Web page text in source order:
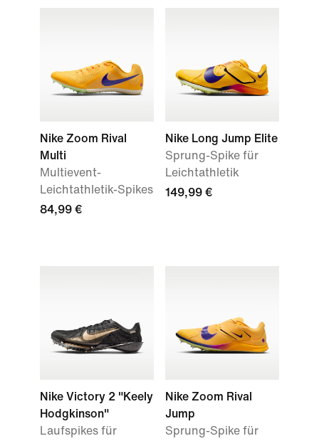
Nike Zoom Rival
Multi
Multievent-
Leichtathletik-Spikes
84,99 €
Nike Long Jump Elite
Sprung-Spike für
Leichtathletik
149,99 €
Nike Victory 2 "Keely
Hodgkinson"
Laufspikes für
Nike Zoom Rival
Jump
Sprung-Spike für